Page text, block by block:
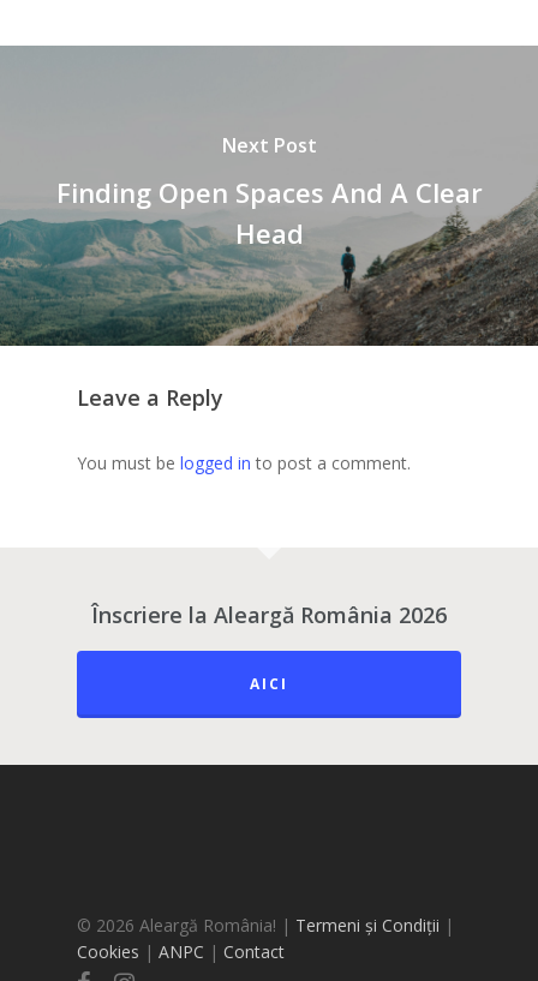
Next Post
Finding Open Spaces And A Clear
Head
Leave a Reply
You must be logged in to post a comment.
Înscriere la Aleargă România 2026
AICI
© 2026 Aleargă România! | Termeni și Condiții |
Cookies | ANPC | Contact